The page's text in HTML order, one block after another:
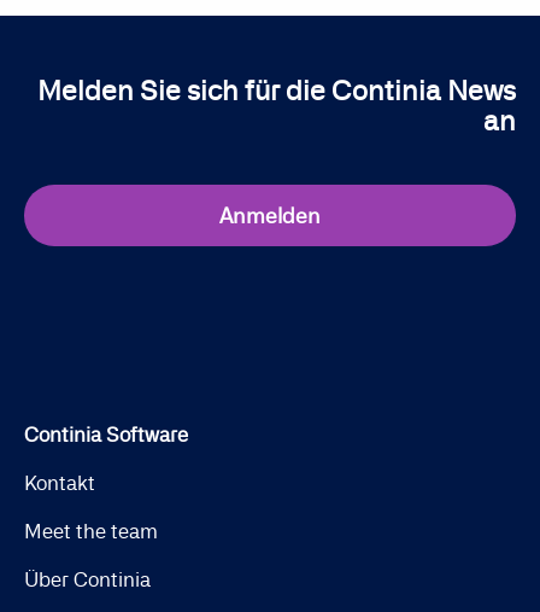
Melden Sie sich für die Continia News
an
Anmelden
Continia Software
Kontakt
Meet the team
Über Continia